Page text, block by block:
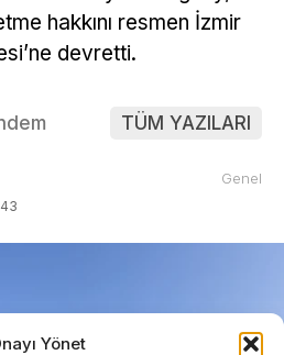
Yönet
hakkını resmen İzmir
devretti.
TÜM YAZILARI
Genel